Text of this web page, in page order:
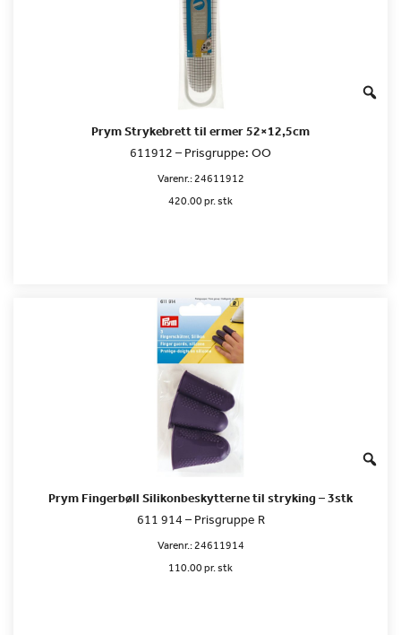
Prym Strykebrett til ermer 52×12,5cm
611912 – Prisgruppe: OO
Varenr.:24611912
420.00 pr. stk
Prym Fingerbøll Silikonbeskytterne til stryking – 3stk
611 914 – Prisgruppe R
Varenr.:24611914
110.00 pr. stk